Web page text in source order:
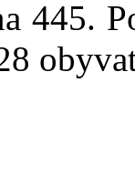
445.